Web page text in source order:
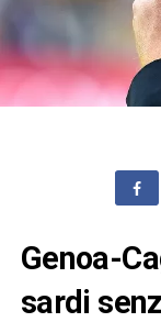
Genoa-
sardi